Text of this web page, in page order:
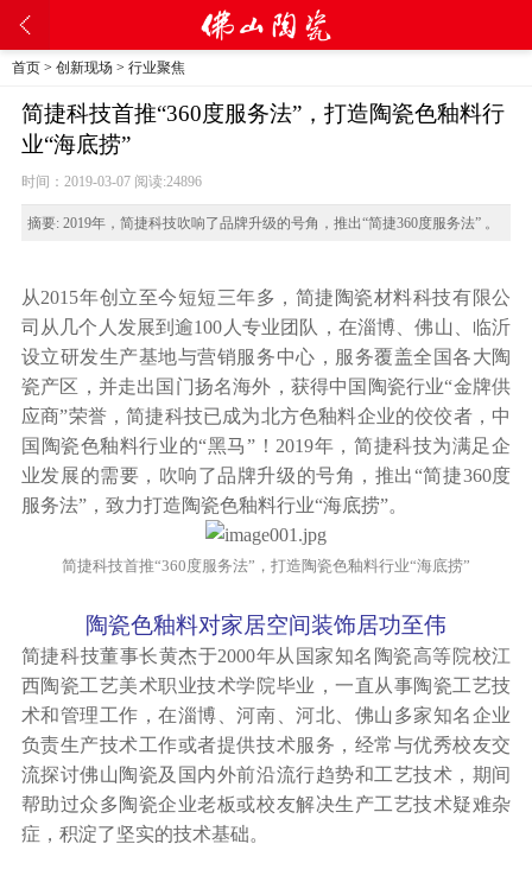
首页 > 创新现场 > 行业聚焦
简捷科技首推“360度服务法”，打造陶瓷色釉料行
业“海底捞”
时间：2019-03-07 阅读:24896
摘要:2019年，简捷科技吹响了品牌升级的号角，推出“简捷360度服务法” 。
从2015年创立至今短短三年多，简捷陶瓷材料科技有限公
司从几个人发展到逾100人专业团队，在淄博、佛山、临沂
设立研发生产基地与营销服务中心，服务覆盖全国各大陶
瓷产区，并走出国门扬名海外，获得中国陶瓷行业“金牌供
应商”荣誉，简捷科技已成为北方色釉料企业的佼佼者，中
国陶瓷色釉料行业的“黑马”！2019年，简捷科技为满足企
业发展的需要，吹响了品牌升级的号角，推出“简捷360度
服务法”，致力打造陶瓷色釉料行业“海底捞”。
简捷科技首推“360度服务法”，打造陶瓷色釉料行业“海底捞”
陶瓷色釉料对家居空间装饰居功至伟
简捷科技董事长黄杰于2000年从国家知名陶瓷高等院校江
西陶瓷工艺美术职业技术学院毕业，一直从事陶瓷工艺技
术和管理工作，在淄博、河南、河北、佛山多家知名企业
负责生产技术工作或者提供技术服务，经常与优秀校友交
流探讨佛山陶瓷及国内外前沿流行趋势和工艺技术，期间
帮助过众多陶瓷企业老板或校友解决生产工艺技术疑难杂
症，积淀了坚实的技术基础。